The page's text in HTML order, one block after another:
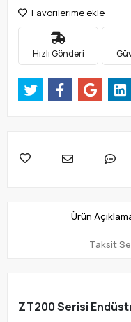
Favorilerime ekle
Hızlı Gönderi
Ürün
Taksit
ZT200 Serisi